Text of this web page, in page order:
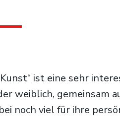
ist eine sehr
weiblich, gemeinsam
noch viel für ihre